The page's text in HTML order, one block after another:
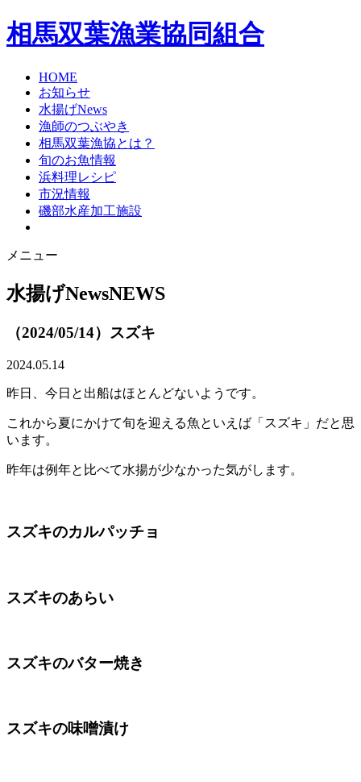
相馬双葉漁業協同組合
HOME
お知らせ
水揚げNews
漁師のつぶやき
相馬双葉漁協とは？
旬のお魚情報
浜料理レシピ
市況情報
磯部水産加工施設
メニュー
水揚げNewsNEWS
（2024/05/14）スズキ
2024.05.14
昨日、今日と出船はほとんどないようです。
これから夏にかけて旬を迎える魚といえば「スズキ」だと思
います。
昨年は例年と比べて水揚が少なかった気がします。
スズキのカルパッチョ
スズキのあらい
スズキのバター焼き
スズキの味噌漬け